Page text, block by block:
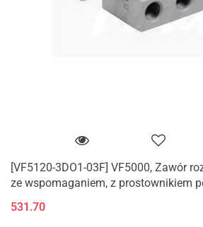
[VF5120-3DO1-03F] VF5000, Zawór
ze wspomaganiem, z prostownikiem
531.70